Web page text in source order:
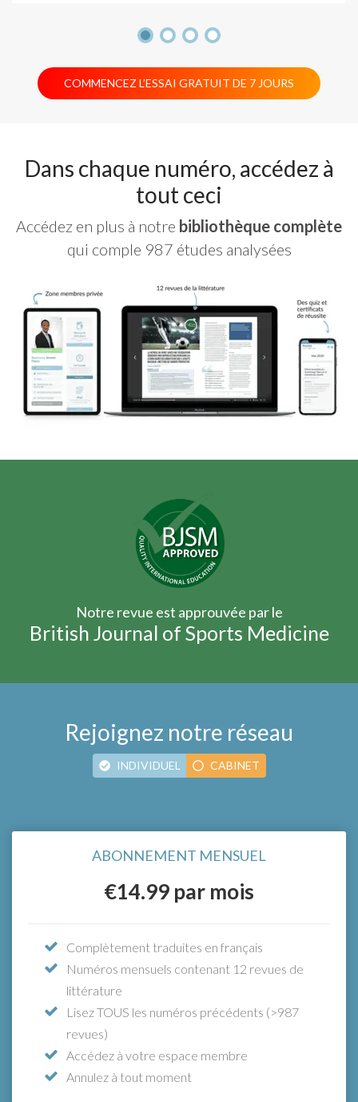
COMMENCEZ L’ESSAI GRATUIT DE 7 JOURS
Dans chaque numéro, accédez à
tout ceci
Accédez en plus à notre bibliothèque complète
qui comple 987 études analysées
Notre revue est approuvée par le
British Journal of Sports Medicine
Rejoignez notre réseau
INDIVIDUEL CABINET
ABONNEMENT MENSUEL
€14.99 par mois
Complètement traduites en français
Numéros mensuels contenant 12 revues de
littérature
Lisez TOUS les numéros précédents (>987
revues)
Accédez à votre espace membre
Annulez à tout moment
À partir de seulement€15.33
mois (paiement annuel), bénéficiez
Accédez à l’intégralité des fonctionnalités
avec l’abonnement annuel individuel, plus:
Un compte individuel pour chaque membre